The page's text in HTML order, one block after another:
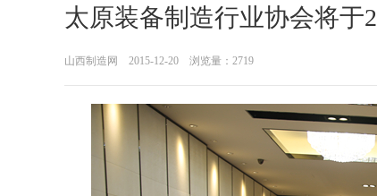
太原装备制造行业协会将于
山西制造网 2015-12-20 浏览量：2719